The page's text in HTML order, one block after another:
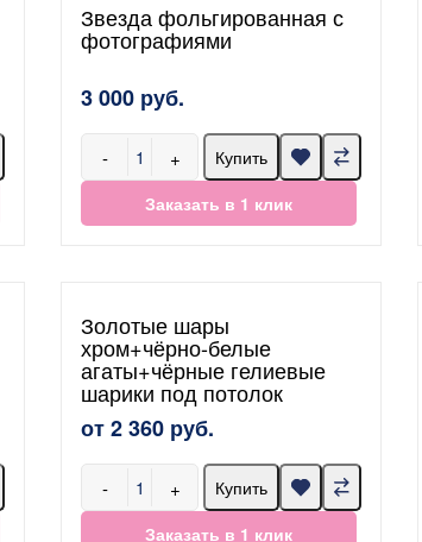
Звезда фольгированная с
фотографиями
3 000 руб.
- +
Купить
Заказать в 1 клик
Золотые шары
хром+чёрно-белые
агаты+чёрные гелиевые
шарики под потолок
от 2 360 руб.
- +
Купить
Заказать в 1 клик